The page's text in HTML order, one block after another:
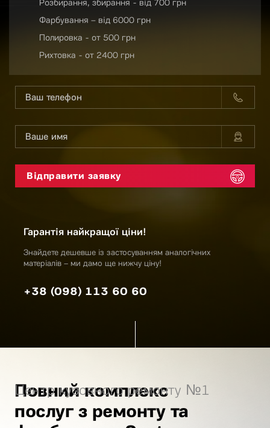
Розбирання, збирання - від 700 грн
Фарбування – від 6000 грн
Полировка - от 500 грн
Рихтовка - от 2400 грн
Гарантія найкращої ціни!
Знайдете дешевше із застосуванням аналогічних
матеріалів – ми дамо ще нижчу ціну!
+38 (098) 113 60 60
Повний комплекс
послуг з ремонту та
Центр кузовного ремонту №1